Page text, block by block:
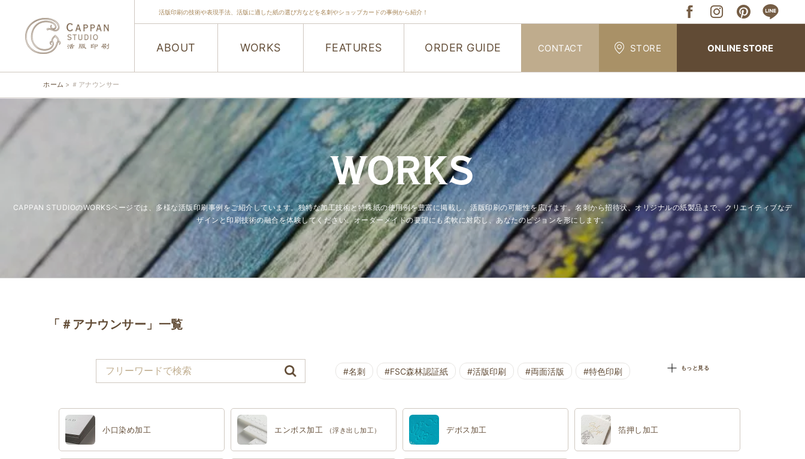
活版印刷の技術や表現手法、活版に適した紙の選び方などを名刺やショップカードの事例から紹介！
ABOUT WORKS FEATURES ORDER GUIDE CONTACT STORE ONLINE STORE
ホーム ＃アナウンサー
WORKS
CAPPAN STUDIOのWORKSページでは、多様な活版印刷事例をご紹介しています。独特な加工技術と特殊紙の使用例を豊富に掲載し、活版印刷の可能性を広げます。名刺から招待状、オリジナルの紙製品まで、クリエイティブなデ
ザインと印刷技術の融合を体験してください。オーダーメイドの要望にも柔軟に対応し、あなたのビジョンを形にします。
「＃アナウンサー」一覧
#名刺 #FSC森林認証紙 #活版印刷 #両面活版 #特色印刷 もっと見る
小口染め加工 エンボス加工 （浮き出し加工） デボス加工 箔押し加工